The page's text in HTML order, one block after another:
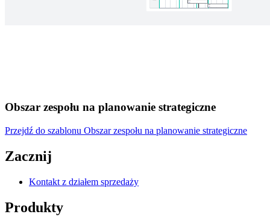
Obszar zespołu na planowanie strategiczne
Przejdź do szablonu Obszar zespołu na planowanie strategiczne
Zacznij
Kontakt z działem sprzedaży
Produkty